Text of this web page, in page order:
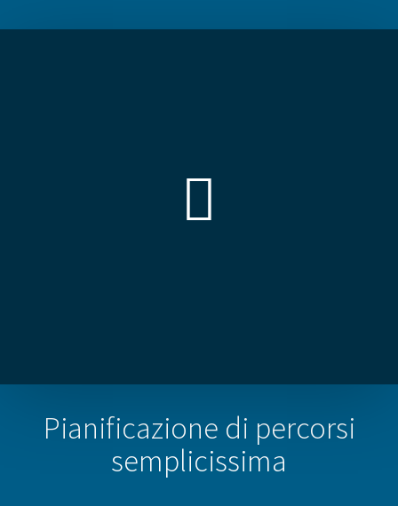
Pianificazione di percorsi
semplicissima